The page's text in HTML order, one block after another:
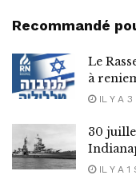
Recommandé
Le
à
IL Y A 3
30
IL Y A 1